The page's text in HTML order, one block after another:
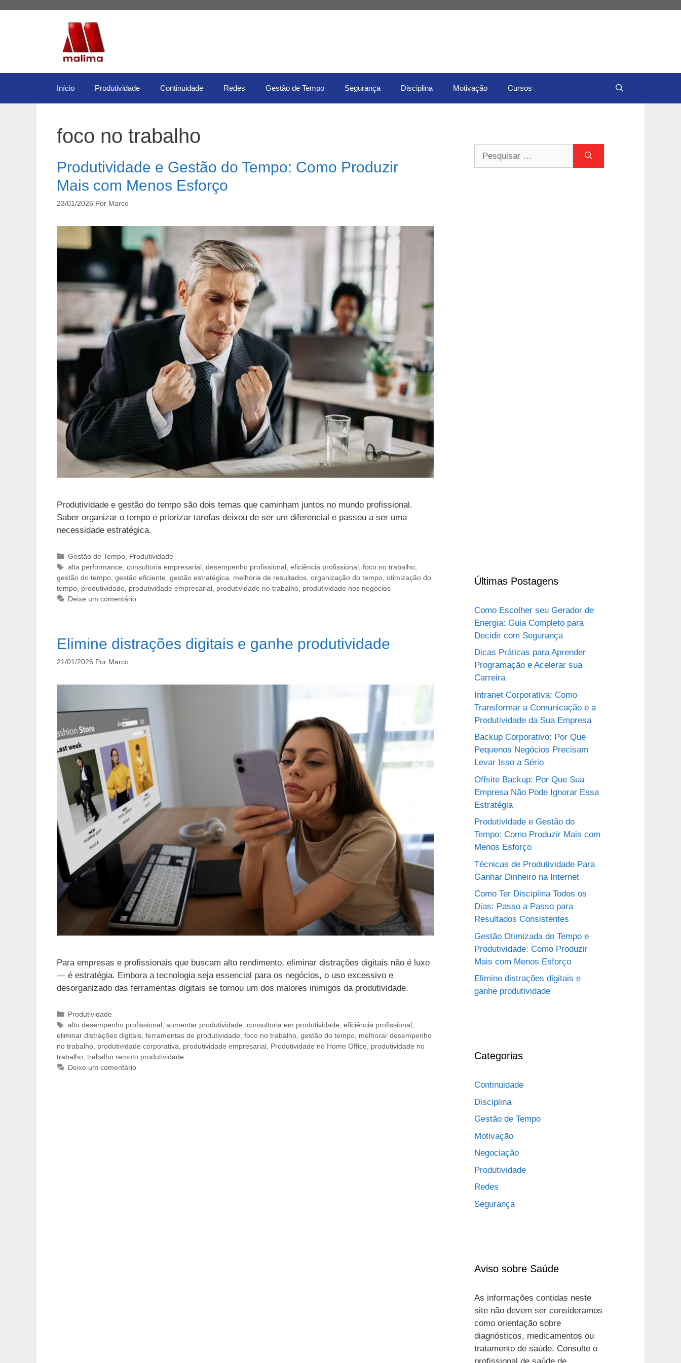
Início Produtividade Continuidade Redes Gestão de Tempo Segurança Disciplina Motivação Cursos
foco no trabalho
Produtividade e Gestão do Tempo: Como Produzir
Mais com Menos Esforço
23/01/2026 Por Marco
Produtividade e gestão do tempo são dois temas que caminham juntos no mundo profissional.
Saber organizar o tempo e priorizar tarefas deixou de ser um diferencial e passou a ser uma
necessidade estratégica.
Categorias
Gestão de Tempo, Produtividade
Tags
alta performance consultoria empresarial, desempenho profissional, eficiência profissional, foco no trabalho,
gestão do tempo gestão eficiente gestão estratégica melhoria de resultados organização do tempo otimização do
tempo produtividade produtividade empresarial produtividade no trabalho produtividade nos negócios
Deixe um comentário
Elimine distrações digitais e ganhe produtividade
21/01/2026 Por Marco
Para empresas e profissionais que buscam alto rendimento, eliminar distrações digitais não é luxo
— é estratégia. Embora a tecnologia seja essencial para os negócios, o uso excessivo e
desorganizado das ferramentas digitais se tornou um dos maiores inimigos da produtividade.
Categorias
Produtividade
Tags
alto desempenho profissional, aumentar produtividade consultoria em produtividade eficiência profissional,
eliminar distrações digitais ferramentas de produtividade foco no trabalho gestão do tempo melhorar desempenho
no trabalho produtividade corporativa produtividade empresarial Produtividade no Home Office
produtividade no
trabalho trabalho remoto produtividade
Deixe um comentário
Últimas Postagens
Como Escolher seu Gerador de
Energia: Guia Completo para
Decidir com Segurança
Dicas Práticas para Aprender
Programação e Acelerar sua
Carreira
Intranet Corporativa: Como
Transformar a Comunicação e a
Produtividade da Sua Empresa
Backup Corporativo: Por Que
Pequenos Negócios Precisam
Levar Isso a Sério
Offsite Backup: Por Que Sua
Empresa Não Pode Ignorar Essa
Estratégia
Produtividade e Gestão do
Tempo: Como Produzir Mais com
Menos Esforço
Técnicas de Produtividade Para
Ganhar Dinheiro na Internet
Como Ter Disciplina Todos os
Dias: Passo a Passo para
Resultados Consistentes
Gestão Otimizada do Tempo e
Produtividade: Como Produzir
Mais com Menos Esforço
Elimine distrações digitais e
ganhe produtividade
Categorias
Continuidade
Disciplina
Gestão de Tempo
Motivação
Negociação
Produtividade
Redes
Segurança
Aviso sobre Saúde
As informações contidas neste
site não devem ser consideramos
como orientação sobre
diagnósticos, medicamentos ou
tratamento de saúde. Consulte o
profissional de saúde de